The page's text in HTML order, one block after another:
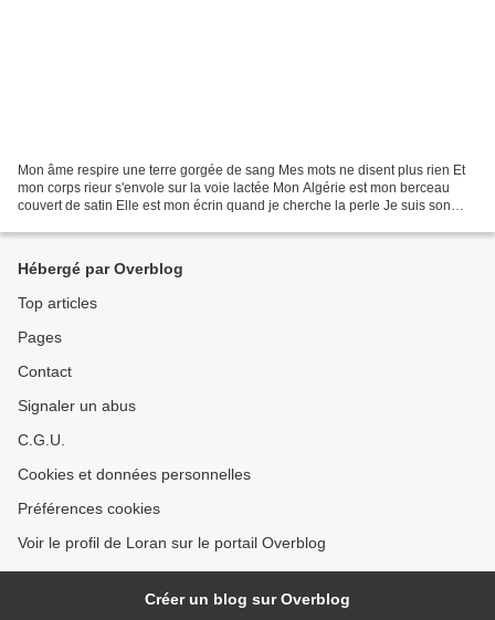
Mon âme respire une terre gorgée de sang Mes mots ne disent plus rien Et
mon corps rieur s'envole sur la voie lactée Mon Algérie est mon berceau
couvert de satin Elle est mon écrin quand je cherche la perle Je suis son
Hébergé par Overblog
Top articles
Pages
Contact
Signaler un abus
C.G.U.
Cookies et données personnelles
Préférences cookies
Voir le profil de Loran sur le portail Overblog
Créer un blog sur Overblog